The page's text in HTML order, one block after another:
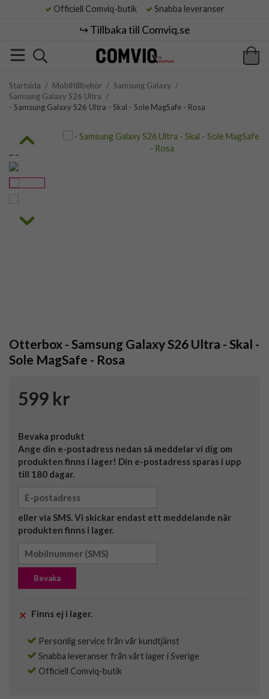
Officiell Comviq-butik Snabba leveranser
↪️ Tillbaka till Comviq.se
Startsida / Mobiltillbehör / Samsung Galaxy /
Samsung Galaxy S26 Ultra /
- Samsung Galaxy S26 Ultra - Skal - Sole MagSafe - Rosa
Otterbox - Samsung Galaxy S26 Ultra - Skal -
Sole MagSafe - Rosa
599 kr
Bevaka produkt
Ange din e-postadress nedan så meddelar vi dig om
produkten finns i lager! Din e-postadress sparas i upp
till 180 dagar.
eller via SMS. Vi skickar endast ett meddelande när
produkten finns i lager.
Bevaka
Finns ej i lager.
Personlig service från vår kundtjänst
Snabba leveranser från vårt lager i Sverige
Officiell Comviq-butik